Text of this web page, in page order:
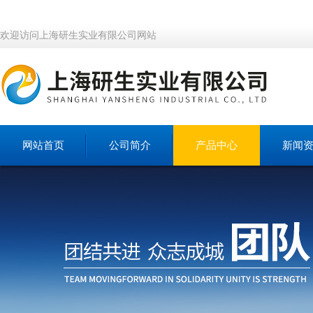
欢迎访问上海研生实业有限公司网站
网站首页 公司简介 产品中心 新闻